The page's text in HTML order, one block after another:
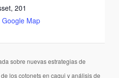
201
Google Map
sobre nuevas estrategias de
los cotonets en caqui y análisis de